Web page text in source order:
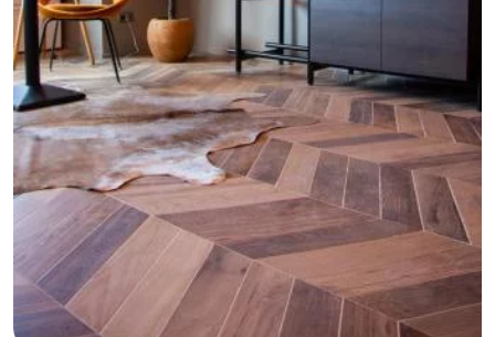
-
Breeduyn
Village
-
Hippodroom
Last
minutes
Strand
Zien
&
doen
Bezienswaardigheden
-